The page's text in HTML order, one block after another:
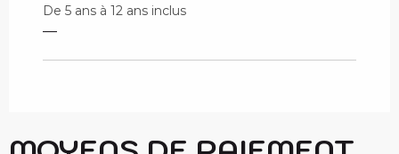
De 5 ans à 12 ans inclus
—